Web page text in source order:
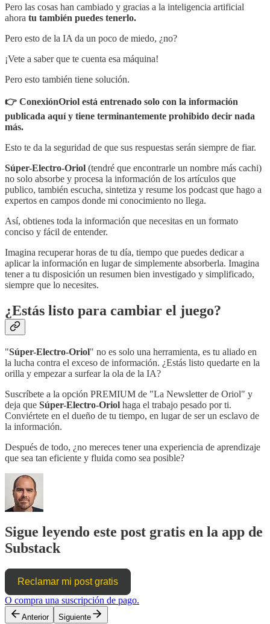
Pero las cosas han cambiado y gracias a la inteligencia artificial
ahora tu también puedes tenerlo.
Pero esto de la IA da un poco de miedo, ¿no?
¡Vete a saber que te cuenta esa máquina!
Pero esto también tiene solución.
👉 ConexiónOriol está entrenado solo con la información
publicada aquí y tiene terminantemente prohibido decir nada
más.
Esto te da la seguridad de que sus respuestas serán siempre de fiar.
Súper-Electro-Oriol (tendré que encontrarle un nombre más cachi)
no solo absorbe y procesa la información de los artículos que
publico, también escucha, sintetiza y resume los podcast que hago a
expertos en campos donde mi conocimiento no llega.
Así, obtienes toda la información que necesitas en un formato
conciso y fácil de entender.
Imagina recuperar horas de tu día, tiempo que puedes dedicar a
aplicar la información en lugar de simplemente absorberla. Imagina
tener a tu disposición un resumen bien investigado y simplificado,
siempre que lo necesites.
¿Estás listo para cambiar el juego?
"Súper-Electro-Oriol" no es solo una herramienta, es tu aliado en
la lucha contra el exceso de información. ¿Estás listo quedarte en la
orilla y empezar a surfear la ola de la IA?
Suscríbete a la opción PREMIUM de "La Newsletter de Oriol" y
deja que Súper-Electro-Oriol haga el trabajo pesado por ti.
Conviértete en el dueño de tu tiempo, en lugar de ser un esclavo de
la información.
Después de todo, ¿no mereces tener una experiencia de aprendizaje
que sea tan eficiente y fluida como sea posible?
Sigue leyendo este post gratis en la app de
Substack
Reclamar mi post gratis
O compra una suscripción de pago.
Anterior Siguiente